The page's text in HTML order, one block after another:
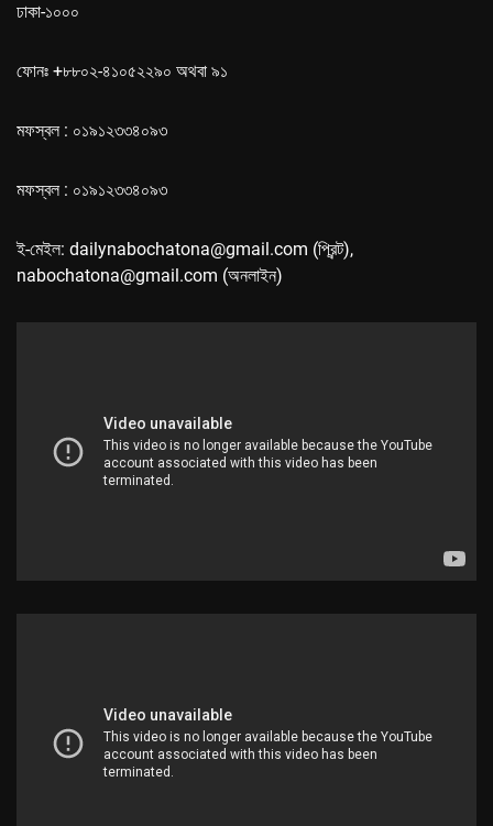
ঢাকা-১০০০
ফোনঃ +৮৮০২-৪১০৫২২৯০ অথবা ৯১
মফস্বল : ০১৯১২৩৩৪০৯৩
মফস্বল : ০১৯১২৩৩৪০৯৩
ই-মেইল: dailynabochatona@gmail.com (প্রিন্ট),
nabochatona@gmail.com (অনলাইন)